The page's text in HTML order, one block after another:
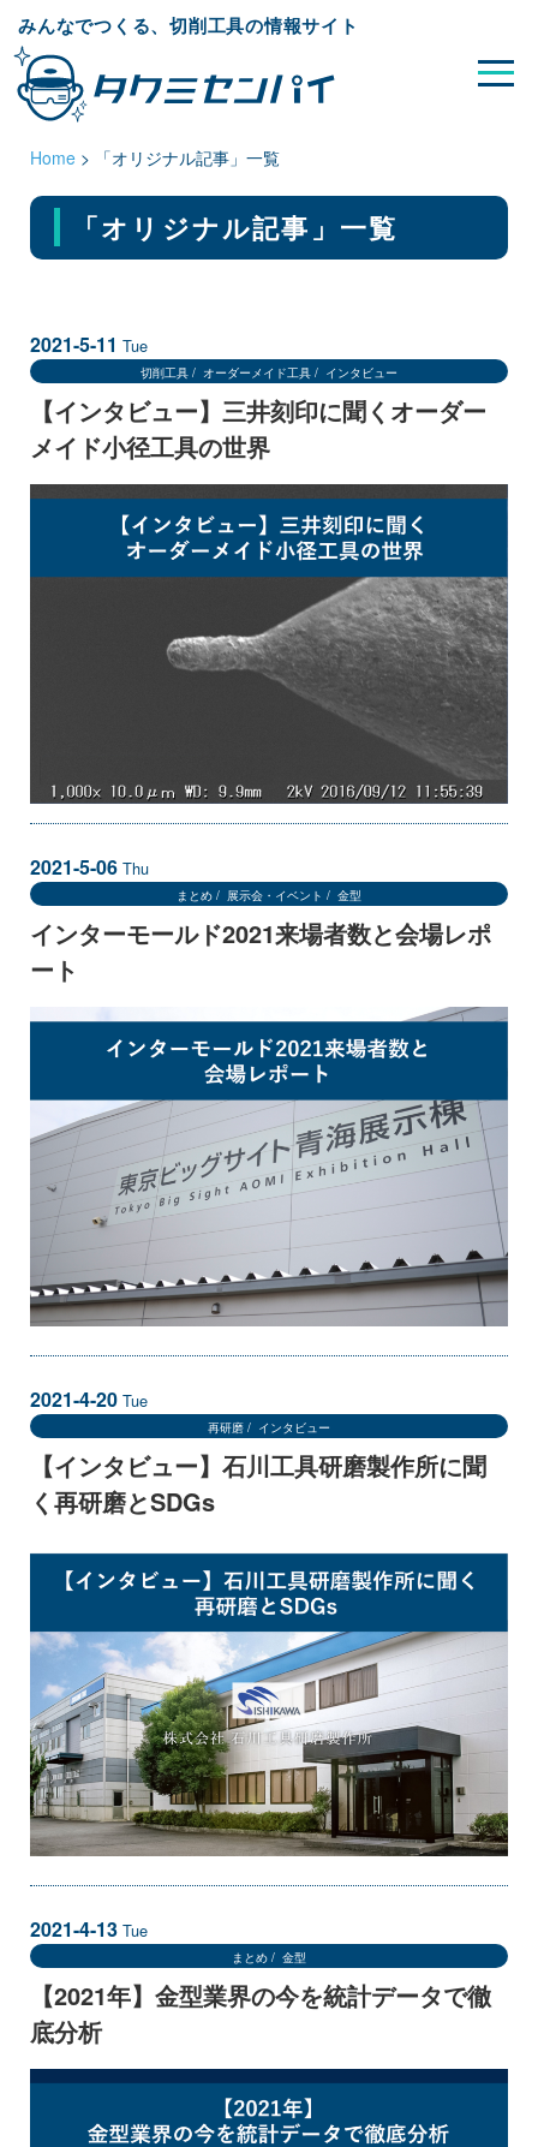
みんなでつくる、切削工具の情報サイト
Home > 「オリジナル記事」一覧
「オリジナル記事」 一覧
2021-5-11 Tue
切削工具 オーダーメイド工具 インタビュー
【インタビュー】三井刻印に聞くオーダー
メイド小径工具の世界
2021-5-06 Thu
まとめ 展示会・イベント 金型
インターモールド2021来場者数と会場レポ
ート
2021-4-20 Tue
再研磨 インタビュー
【インタビュー】石川工具研磨製作所に聞
く再研磨とSDGs
2021-4-13 Tue
まとめ 金型
【2021年】金型業界の今を統計データで徹
底分析